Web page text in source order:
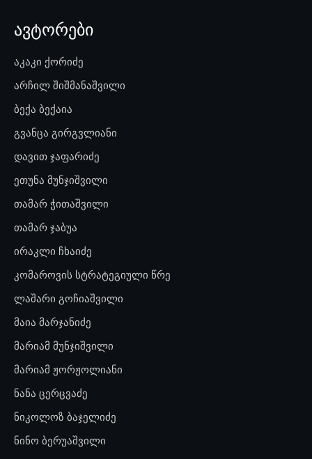
ავტორები
აკაკი ქორიძე
არჩილ შიშმანაშვილი
ბექა ბექაია
გვანცა გირგვლიანი
დავით ჯაფარიძე
ეთუნა მუნჯიშვილი
თამარ ჭითაშვილი
თამარ ჯაბუა
ირაკლი ჩხაიძე
კომაროვის სტრატეგიული წრე
ლაშარი გოჩიაშვილი
მაია მარჯანიძე
მარიამ მუნჯიშვილი
მარიამ ჟორჟოლიანი
ნანა ცერცვაძე
ნიკოლოზ ბაჯელიძე
ნინო ბერუაშვილი